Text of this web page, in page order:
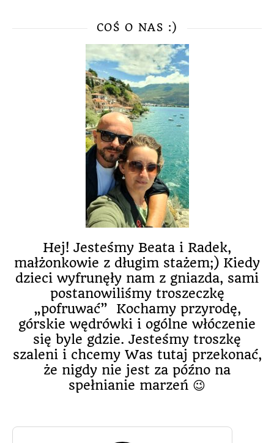
COŚ O NAS :)
Hej! Jesteśmy Beata i Radek,
małżonkowie z długim stażem;) Kiedy
dzieci wyfrunęły nam z gniazda, sami
postanowiliśmy troszeczkę
„pofruwać” Kochamy przyrodę,
górskie wędrówki i ogólne włóczenie
się byle gdzie. Jesteśmy troszkę
szaleni i chcemy Was tutaj przekonać,
że nigdy nie jest za późno na
spełnianie marzeń 😉